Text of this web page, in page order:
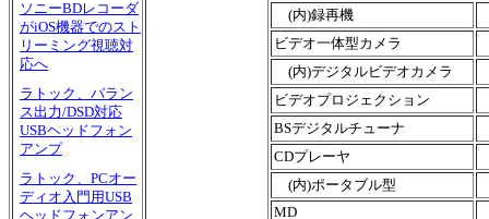
ソニーBDレコーダ
がiOS機器でのスト
リーミング視聴対
応へ
ラトック、バラン
ス出力/DSD対応
USBヘッドフォン
アンプ
ラトック、PCオー
ディオ入門用USB
ヘッドフォンアン
(内)録再機
ビデオ一体型カメラ
(内)デジタルビデオカメラ
ビデオプロジェクション
BSデジタルチューナ
CDプレーヤ
(内)ポータブル型
MD